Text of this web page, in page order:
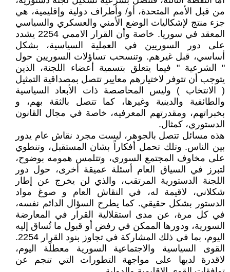
من قبل الأمم المتحدة، أو/ وأطراف دولية وإقليمية، هي
جزء منتج لإشكاليات الوضع الأمني والعسكري والسياسي
المعقد في سوريا. خاصة وأن القرار الاممي 2254 يشدد
على دور السوريين في العملية السياسية، بشكل
أساسي، قبل غيرهم. وتنسحب تساؤلات السوريين حول
" الشرعية " فيما يتعلق بتسمية أعضاء اللجنة، الذين
يتوجب أن تتوفر لاختيارهم معايير تتصل بمصداقية التمثيل
( الانتخاب ) وليس المحاصصة ذات الأبعاد السياسية
والطائفية والدينية وغيرها، كما تتصل بالثقة بهم، و
بخبراتهم، ومقدرتهم المعرفيه، خاصة في مجال القانون
الدستوري، كمثال.
هذه مسائل تتصل بالجوهر، ليست مجرد نقاش عام يدور
بين الناس. وتلك تحمل أفكاراً بشان المستقبل، وتنطوي
على مخاوف المجتمع السوري، وتتلمس همومه بوضوح،
لتبرز في السياق العام أسئلة عميقة أخرى، حول دور
اللجنة الدستورية المرتقب، والذي لن يخرج عن إطار
شكلاني، لاقيمة له، في النقاش العام و صوغ مواد
الدستور بشكل حقيقي. كما يطرح السؤال الدائم نفسه،
في كل مرة، عن مدى استقلالية القرار في المعارضة
السورية، ودورها الممكن في رفض أو قبول ما تُساق إليه
اليوم، بما في ذلك المشاركة في تجاوز بنود القرار 2254.
القوى السياسية والاجتماعية السورية معطلّة اليوم،
لاقدرة لديها على مواجهة التطورات التي تنجم عن